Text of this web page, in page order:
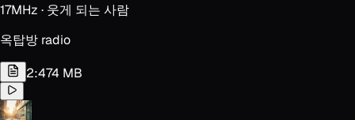
17MHz · 웃게 되는 사람
옥탑방 radio
2:474 MB